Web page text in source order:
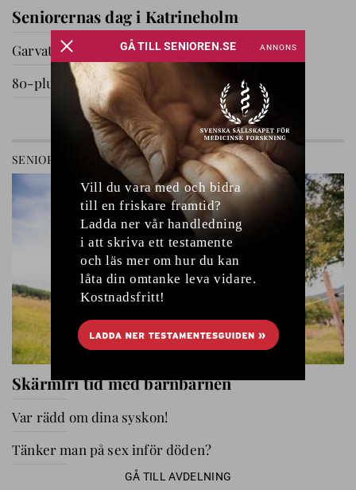
Seniorernas dag i Katrineholm
Garvat i Ryssby
80-plussare på utflykt
GÅ TILL AVDELNING
SENIOREN RELATIONER
Skärmfri tid med barnbarnen
Var rädd om dina syskon!
Tänker man på sex inför döden?
GÅ TILL AVDELNING